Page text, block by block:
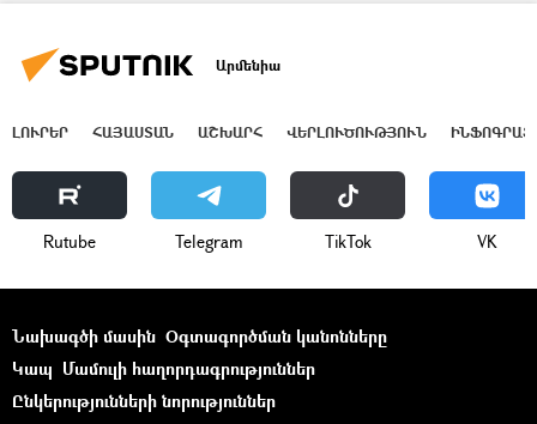
Արմենիա
ԼՈՒՐԵՐ ՀԱՅԱՍՏԱՆ ԱՇԽԱՐՀ ՎԵՐԼՈՒԾՈՒԹՅՈՒՆ
Rutube Telegram ТikТоk VK
Նախագծի մասին Օգտագործման կանոնները
Կապ Մամուլի հաղորդագրություններ
Ընկերությունների նորություններ